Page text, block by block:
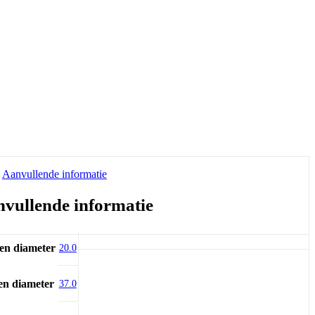
Aanvullende informatie
informatie
diameter 20.0
diameter 37.0